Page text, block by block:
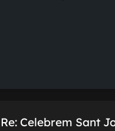
Re: Celebrem Sant